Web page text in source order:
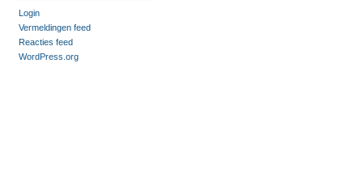
Login
Vermeldingen feed
Reacties feed
WordPress.org